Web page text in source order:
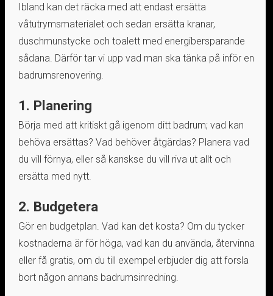
Ibland kan det räcka med att endast ersätta
våtutrymsmaterialet och sedan ersätta kranar,
duschmunstycke och toalett med energibersparande
sådana. Därför tar vi upp vad man ska tänka på inför en
badrumsrenovering.
1. Planering
Börja med att kritiskt gå igenom ditt badrum; vad kan
behöva ersättas? Vad behöver åtgärdas? Planera vad
du vill förnya, eller så kanskse du vill riva ut allt och
ersätta med nytt.
2. Budgetera
Gör en budgetplan. Vad kan det kosta? Om du tycker
kostnaderna är för höga, vad kan du använda, återvinna
eller få gratis, om du till exempel erbjuder dig att forsla
bort någon annans badrumsinredning.